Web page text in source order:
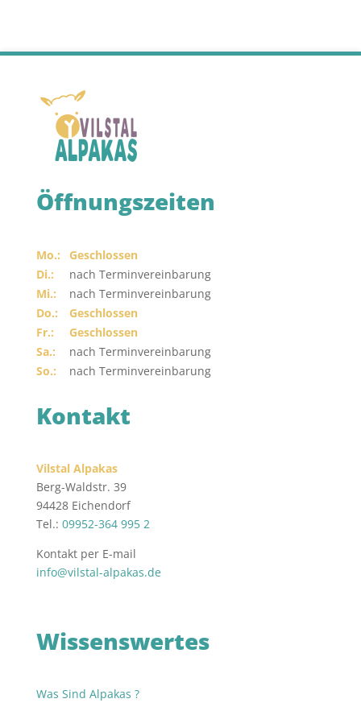
Öffnungszeiten
Mo.:
Geschlossen
Di.:
nach Terminvereinbarung
Mi.:
nach Terminvereinbarung
Do.:
Geschlossen
Fr.:
Geschlossen
Sa.:
nach Terminvereinbarung
So.:
nach Terminvereinbarung
Kontakt
Vilstal Alpakas
Berg-Waldstr. 39
94428 Eichendorf
Tel.: 09952-364 995 2
Kontakt per E-mail
info@vilstal-alpakas.de
Wissenswertes
Was Sind Alpakas ?